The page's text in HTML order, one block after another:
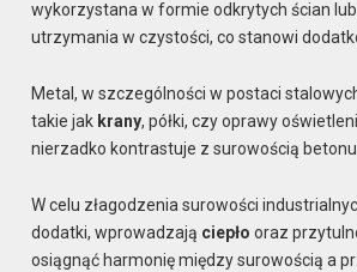
wykorzystana w formie odkrytych ścian
utrzymania w czystości, co stanowi
Metal, w szczególności w postaci
takie jak krany, półki, czy oprawy
nierzadko kontrastuje z surowością
W celu złagodzenia surowości
dodatki, wprowadzają ciepło oraz
osiągnąć harmonię między surowością a